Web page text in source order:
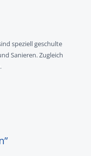
speziell geschulte
Sanieren. Zugleich